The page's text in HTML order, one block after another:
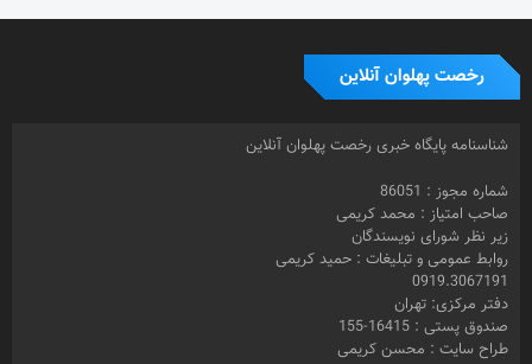
رخصت پهلوان آنلاین
شناسنامه پایگاه خبری رخصت پهلوان آنلاین
شماره مجوز : 86051
صاحب امتیاز : محمد کریمی
زیر نظر شورای نویسندگان
روابط عمومی و تبلیغات : حمید کریمی
0919.3067191
دفتر مرکزی: تهران
صندوق پستی : 16415-155
طراح سایت : محسن کریمی